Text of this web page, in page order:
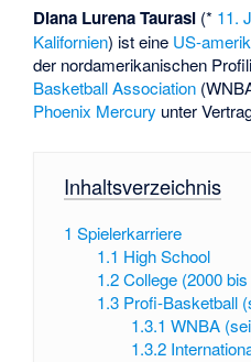
Diana Lurena Taurasi (* 11.
Kalifornien) ist eine US-
der nordamerikanischen
Basketball Association
Phoenix Mercury unter
Inhaltsverzeichnis
1 Spielerkarriere
1.1 High School
1.2 College (2000
1.3 Profi-Basketball
1.3.1 WNBA
1.3.2